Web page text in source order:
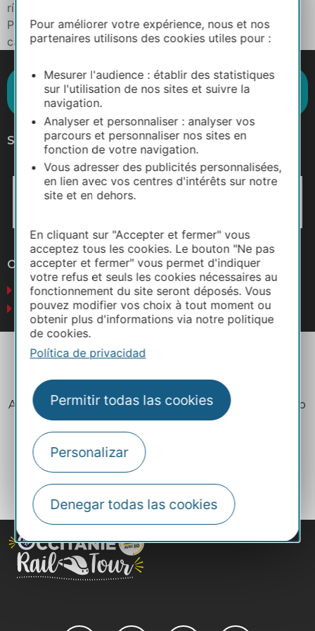
Pour améliorer votre expérience, nous et nos
partenaires utilisons des cookies utiles pour :
Mesurer l'audience : établir des statistiques
sur l'utilisation de nos sites et suivre la
navigation.
Analyser et personnaliser : analyser vos
parcours et personnaliser nos sites en
fonction de votre navigation.
Vous adresser des publicités personnalisées,
en lien avec vos centres d'intérêts sur notre
site et en dehors.
En cliquant sur "Accepter et fermer" vous
acceptez tous les cookies. Le bouton "Ne pas
accepter et fermer" vous permet d'indiquer
votre refus et seuls les cookies nécessaires au
fonctionnement du site seront déposés. Vous
pouvez modifier vos choix à tout moment ou
obtenir plus d'informations via notre politique
de cookies.
Política de privacidad
Permitir todas las cookies
Personalizar
Denegar todas las cookies
río Ariège para llevarte directo hacia el sur, hasta los
Pirineos… Un decorado de montañas se vislumbra, la
cadena de los Pirineos se define y tus ojos se […]
Suscríbase al boletín de noticias
Destination Occitanie
Síganos
Otros sitios web
Negocios
Prensa
Aviso legal Política de privacidad
Plano del sitio
Créditos